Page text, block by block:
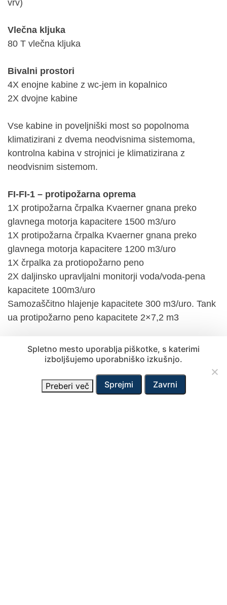
vrv)
Vlečna kljuka
80 T vlečna kljuka
Bivalni prostori
4X enojne kabine z wc-jem in kopalnico
2X dvojne kabine
Vse kabine in poveljniški most so popolnoma
klimatizirani z dvema neodvisnima sistemoma,
kontrolna kabina v strojnici je klimatizirana z
neodvisnim sistemom.
FI-FI-1 – protipožarna oprema
1X protipožarna črpalka Kvaerner gnana preko
glavnega motorja kapacitere 1500 m3/uro
1X protipožarna črpalka Kvaerner gnana preko
glavnega motorja kapacitere 1200 m3/uro
1X črpalka za protiopožarno peno
2X daljinsko upravljalni monitorji voda/voda-pena
kapacitete 100m3/uro
Samozaščitno hlajenje kapacitete 300 m3/uro. Tank
ua protipožarno peno kapacitete 2×7,2 m3
Spletno mesto uporablja piškotke, s katerimi
izboljšujemo uporabniško izkušnjo.
Sprejmi Zavrni
Preberi več